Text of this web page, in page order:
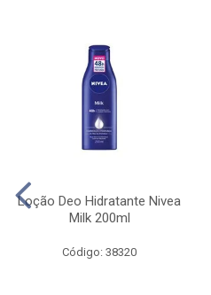
Loção Deo Hidratante Nivea
Milk 200ml
Código: 38320